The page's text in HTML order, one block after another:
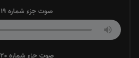
صوت جزء شماره 19
صوت جزء شماره 20